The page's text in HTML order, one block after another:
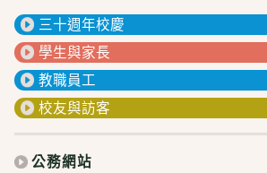
三十週年校慶
學生與家長
教職員工
校友與訪客
公務網站